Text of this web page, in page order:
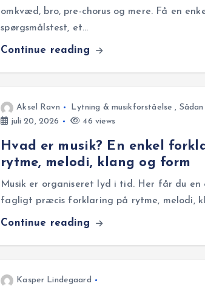
omkvæd, bro, pre-chorus og mere. Få en
spørgsmålstest, et…
Continue reading
Aksel Ravn Lytning & musikforståelse ,
juli 20, 2026
46 views
Hvad er musik? En enkel
rytme, melodi, klang og form
Musik er organiseret lyd i tid. Her får du en
fagligt præcis forklaring på rytme, melodi,
Continue reading
Kasper Lindegaard